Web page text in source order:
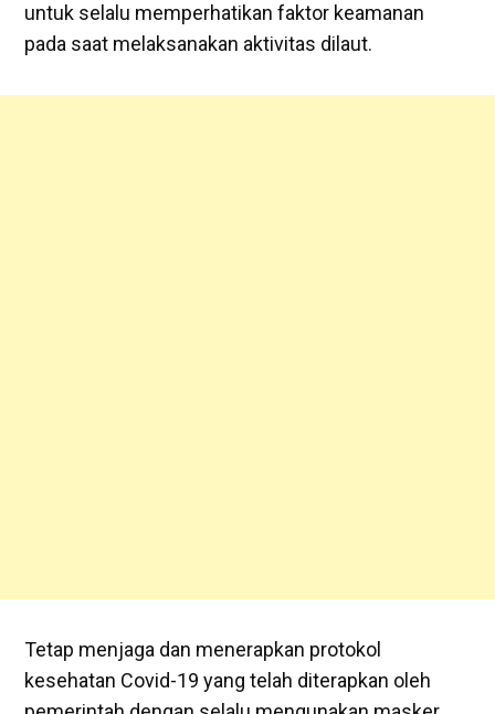
untuk selalu memperhatikan faktor keamanan
pada saat melaksanakan aktivitas dilaut.
Tetap menjaga dan menerapkan protokol
kesehatan Covid-19 yang telah diterapkan oleh